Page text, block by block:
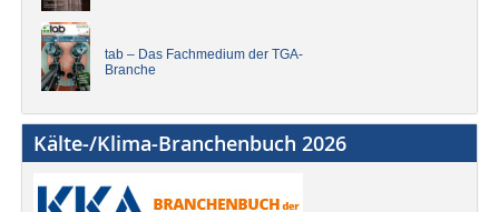
tab – Das Fachmedium der TGA-
Branche
Kälte-/Klima-Branchenbuch 2026